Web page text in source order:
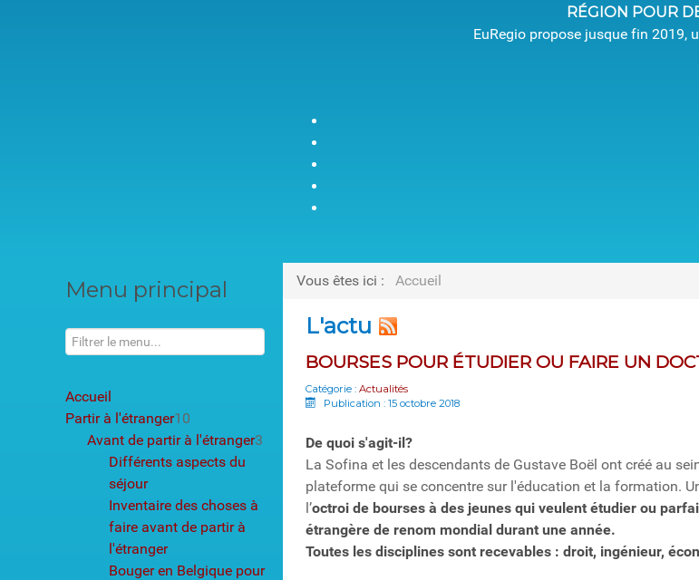
RÉGION POUR
EuRegio propose jusque fin 2019,
Menu principal
Accueil
Partir à l'étranger10
Avant de partir à l'étranger3
Différents aspects du
séjour
Inventaire des choses à
faire avant de partir à
l'étranger
Bouger en Belgique pour
Vous êtes ici : Accueil
L'actu
BOURSES POUR ÉTUDIER OU FAIRE UN
Catégorie : Actualités
Publication : 15 octobre 2018
De quoi s'agit-il?
La Sofina et les descendants de Gustave Boël ont créé au
plateforme qui se concentre sur l'éducation et la formation.
l’octroi de bourses à des jeunes qui veulent étudier ou
étrangère de renom mondial durant une année.
Toutes les disciplines sont recevables : droit, ingénieur,